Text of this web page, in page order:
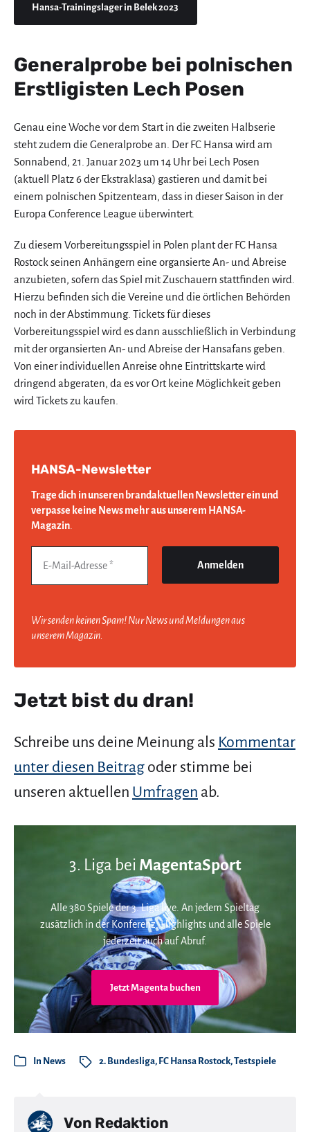
Hansa-Trainingslager in Belek 2023
Generalprobe bei polnischen
Erstligisten Lech Posen
Genau eine Woche vor dem Start in die zweiten Halbserie
steht zudem die Generalprobe an. Der FC Hansa wird am
Sonnabend, 21. Januar 2023 um 14 Uhr bei Lech Posen
(aktuell Platz 6 der Ekstraklasa) gastieren und damit bei
einem polnischen Spitzenteam, dass in dieser Saison in der
Europa Conference League überwintert.
Zu diesem Vorbereitungsspiel in Polen plant der FC Hansa
Rostock seinen Anhängern eine organsierte An- und Abreise
anzubieten, sofern das Spiel mit Zuschauern stattfinden wird.
Hierzu befinden sich die Vereine und die örtlichen Behörden
noch in der Abstimmung. Tickets für dieses
Vorbereitungsspiel wird es dann ausschließlich in Verbindung
mit der organsierten An- und Abreise der Hansafans geben.
Von einer individuellen Anreise ohne Eintrittskarte wird
dringend abgeraten, da es vor Ort keine Möglichkeit geben
wird Tickets zu kaufen.
HANSA-Newsletter
Trage dich in unseren brandaktuellen Newsletter ein und
verpasse keine News mehr aus unserem HANSA-
Magazin
Wir senden keinen Spam! Nur News und Meldungen aus
unserem Magazin.
Jetzt bist du dran!
Schreibe uns deine Meinung als Kommentar
unter diesen Beitrag oder stimme bei
unseren aktuellen Umfragen ab.
3. Liga bei MagentaSport
Alle 380 Spiele der 3. Liga live. An jedem Spieltag
zusätzlich in der Konferenz. Highlights und alle Spiele
jederzeit auch auf Abruf.
Jetzt Magenta buchen
In News 2. Bundesliga, FC Hansa Rostock,Testspiele
Von Redaktion